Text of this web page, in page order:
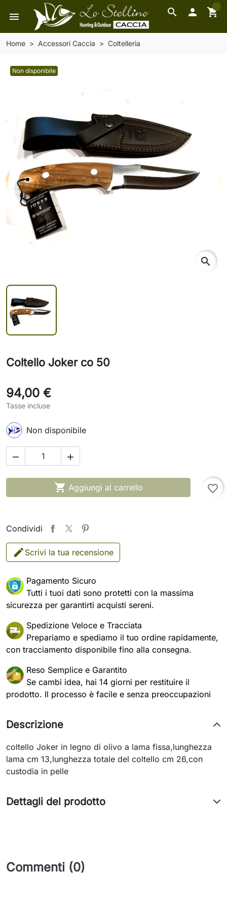
search
menu  shopping_cart
0
Home Accessori Caccia Coltelleria
Non disponibile
search
Coltello Joker co 50
94,00 €
Tasse incluse
Non disponibile
 
 Aggiungi al carrello favorite_border
Condividi
Scrivi la tua recensione
Pagamento Sicuro
Tutti i tuoi dati sono protetti con la massima
sicurezza per garantirti acquisti sereni.
Spedizione Veloce e Tracciata
Prepariamo e spediamo il tuo ordine rapidamente,
con tracciamento disponibile fino alla consegna.
Reso Semplice e Garantito
Se cambi idea, hai 14 giorni per restituire il
prodotto. Il processo è facile e senza preoccupazioni
Descrizione
coltello Joker in legno di olivo a lama fissa,lunghezza
lama cm 13,lunghezza totale del coltello cm 26,con
custodia in pelle
Dettagli del prodotto
Commenti (0)